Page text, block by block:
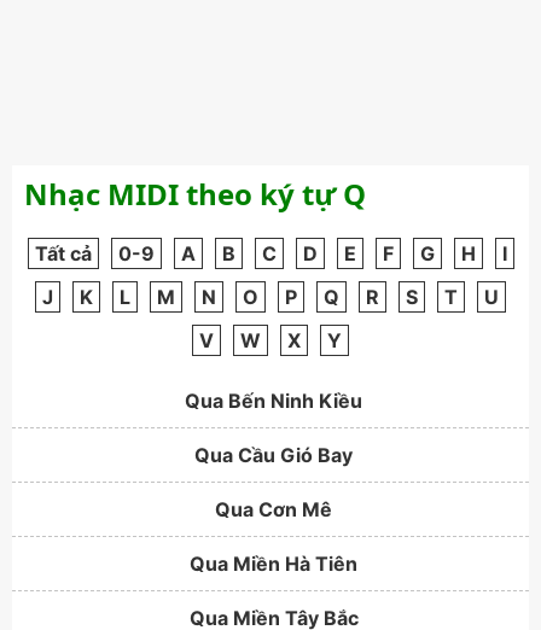
Nhạc MIDI theo ký tự Q
Tất cả 0-9 A B C D E F G H
I
J
K L M N O P Q R S T
U
V
W X Y
Qua Bến Ninh Kiều
Qua Cầu Gió Bay
Qua Cơn Mê
Qua Miền Hà Tiên
Qua Miền Tây Bắc